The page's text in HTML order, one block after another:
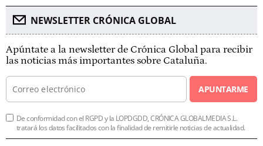
NEWSLETTER CRÓNICA GLOBAL
Apúntate a la newsletter de Crónica Global para recibir
las noticias más importantes sobre Cataluña.
APUNTARME
De conformidad con el RGPD y la LOPDGDD, CRÓNICA GLOBALMEDIA S.L.
tratará los datos facilitados con la finalidad de remitirle noticias de actualidad.